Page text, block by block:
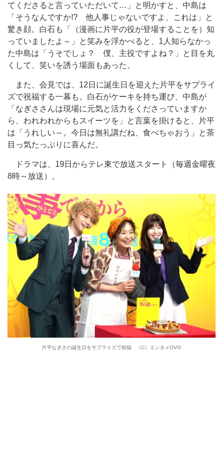
てくださると言っていただいて…」と明かすと、中島は
「そうなんですか!? 他人事じゃないですよ、これは」と
驚き顔。白石も「（漫画に片平の役が登場することを）知
っていましたよ～」と笑みを浮かべると、1人知らなかっ
た中島は「うそでしょ？ 僕、主役ですよね？」と目を丸
くして、笑いを誘う場面もあった。
また、会見では、12日に誕生日を迎えた片平をサプライ
ズで祝福する一幕も。白石がケーキを持ち運び、中島が
「なぎささんは現場に元気と活力をくださっていますか
ら、われわれからもスイーツを」と言葉を掛けると、片平
は「うれしい～。今日は無礼講だね、食べちゃおう」と茶
目っ気たっぷりに喜んだ。
ドラマは、19日からテレ東で放送スタート（毎週金曜夜
8時～放送）。
片平なぎさの誕生日をサプライズで祝福 （C）エンタメOVO